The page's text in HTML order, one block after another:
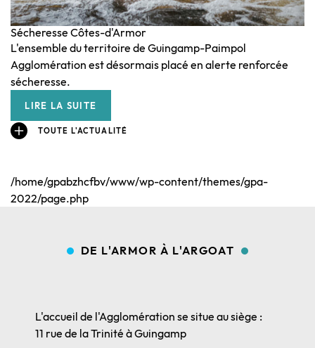
Sécheresse Côtes-d'Armor
L'ensemble du territoire de Guingamp-Paimpol
Agglomération est désormais placé en alerte renforcée
sécheresse.
LIRE LA SUITE
TOUTE L'ACTUALITÉ
/home/gpabzhcfbv/www/wp-content/themes/gpa-
2022/page.php
DE L'ARMOR À L'ARGOAT
L'accueil de l'Agglomération se situe au siège :
11 rue de la Trinité à Guingamp